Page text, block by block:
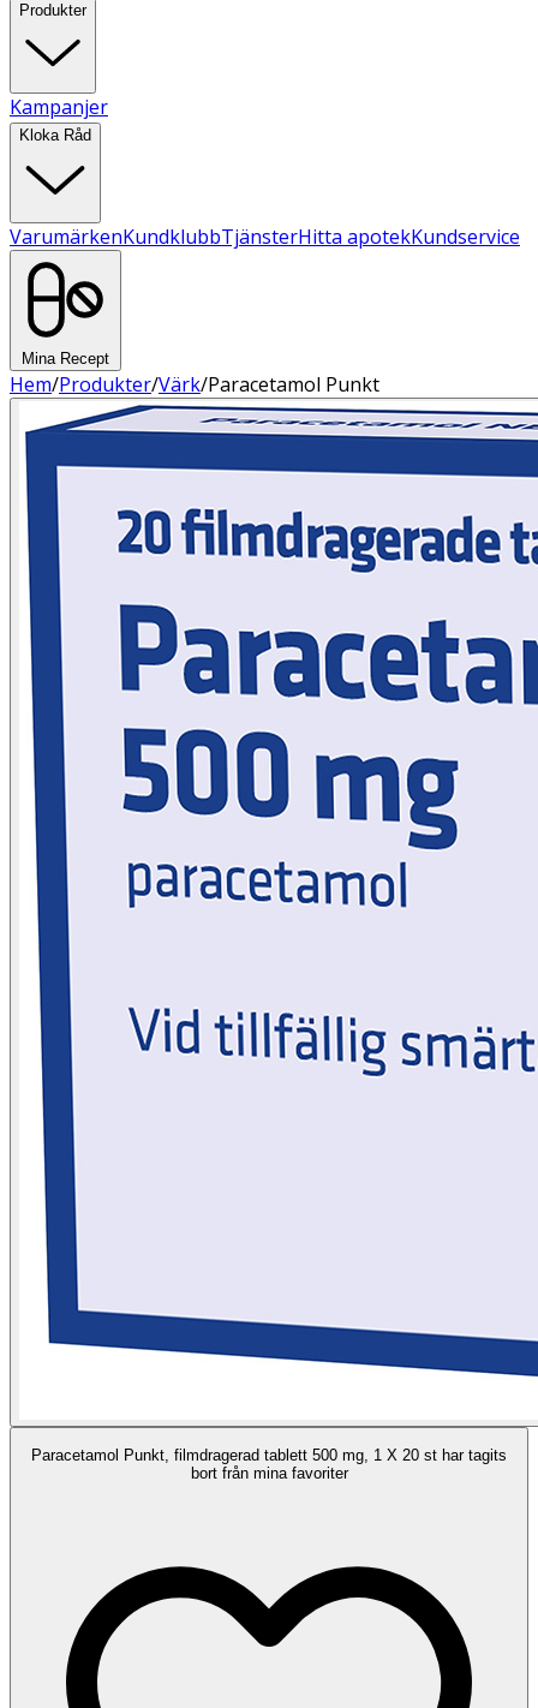
Produkter
Kampanjer
Kloka Råd
VarumärkenKundklubbTjänsterHitta apotekKundservice
Mina Recept
Hem/Produkter/Värk/Paracetamol Punkt
Paracetamol Punkt, filmdragerad tablett 500 mg, 1 X 20 st har tagits
bort från mina favoriter